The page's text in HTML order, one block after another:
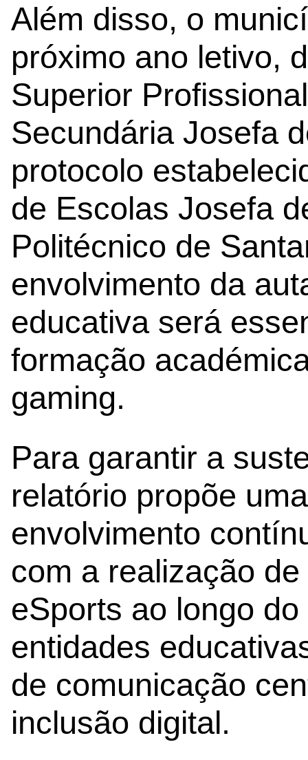
Além disso, o
próximo ano letivo,
Superior
Secundária Josefa
protocolo
de Escolas Josefa
Politécnico de
envolvimento da
educativa será
formação
gaming.
Para garantir a
relatório propõe
envolvimento
com a realização
eSports ao longo
entidades
de comunicação
inclusão digital.